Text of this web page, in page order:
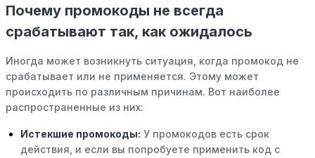
Почему промокоды не всегда
срабатывают так, как ожидалось
Иногда может возникнуть ситуация, когда промокод не
срабатывает или не применяется. Этому может
происходить по различным причинам. Вот наиболее
распространенные из них:
Истекшие промокоды: У промокодов есть срок
действия, и если вы попробуете применить код с